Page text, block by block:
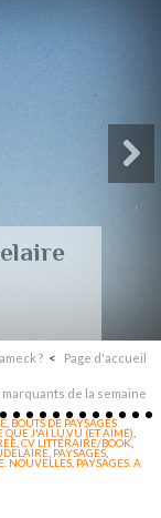
? Page d'accueil
de la semaine
BOUTS DE PAYSAGES
QUE J'AI LU,VU (ET AIMÉ)
,CV LITTÉRAIRE/BOOK,
PAYSAGES
NOUVELLES PAYSAGES. A